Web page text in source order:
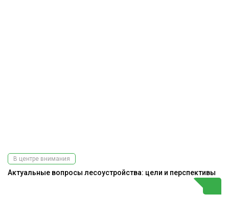
В центре внимания
Актуальные вопросы лесоустройства: цели и перспективы